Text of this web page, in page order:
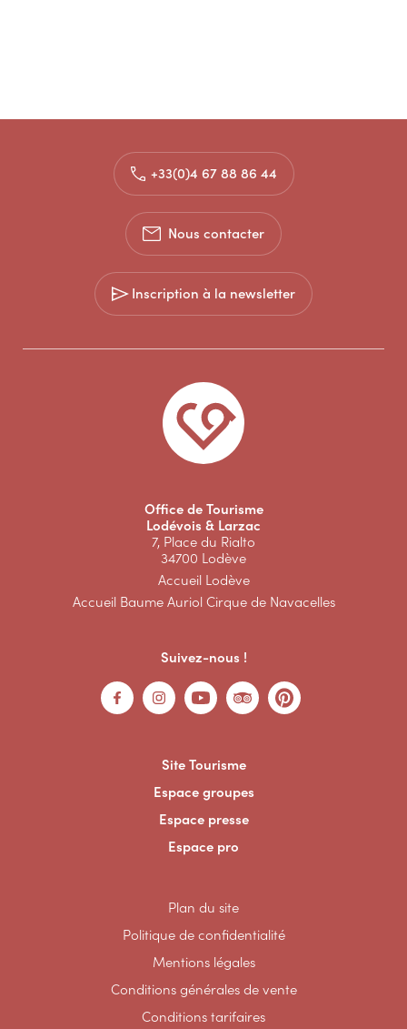
+33(0)4 67 88 86 44
Nous contacter
Inscription à la newsletter
Office de Tourisme
Lodévois & Larzac
7, Place du Rialto
34700 Lodève
Accueil Lodève
Accueil Baume Auriol Cirque de Navacelles
Suivez-nous !
Site Tourisme
Espace groupes
Espace presse
Espace pro
Plan du site
Politique de confidentialité
Mentions légales
Conditions générales de vente
Conditions tarifaires